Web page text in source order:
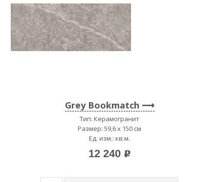
Grey Bookmatch
Тип: Керамогранит
Размер: 59,6 x 150 см
Ед. изм.: кв.м.
12 240 p